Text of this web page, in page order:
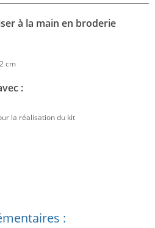
à la main en broderie
cm
:
la réalisation du kit
: